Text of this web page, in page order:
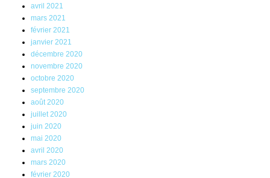
avril 2021
mars 2021
février 2021
janvier 2021
décembre 2020
novembre 2020
octobre 2020
septembre 2020
août 2020
juillet 2020
juin 2020
mai 2020
avril 2020
mars 2020
février 2020